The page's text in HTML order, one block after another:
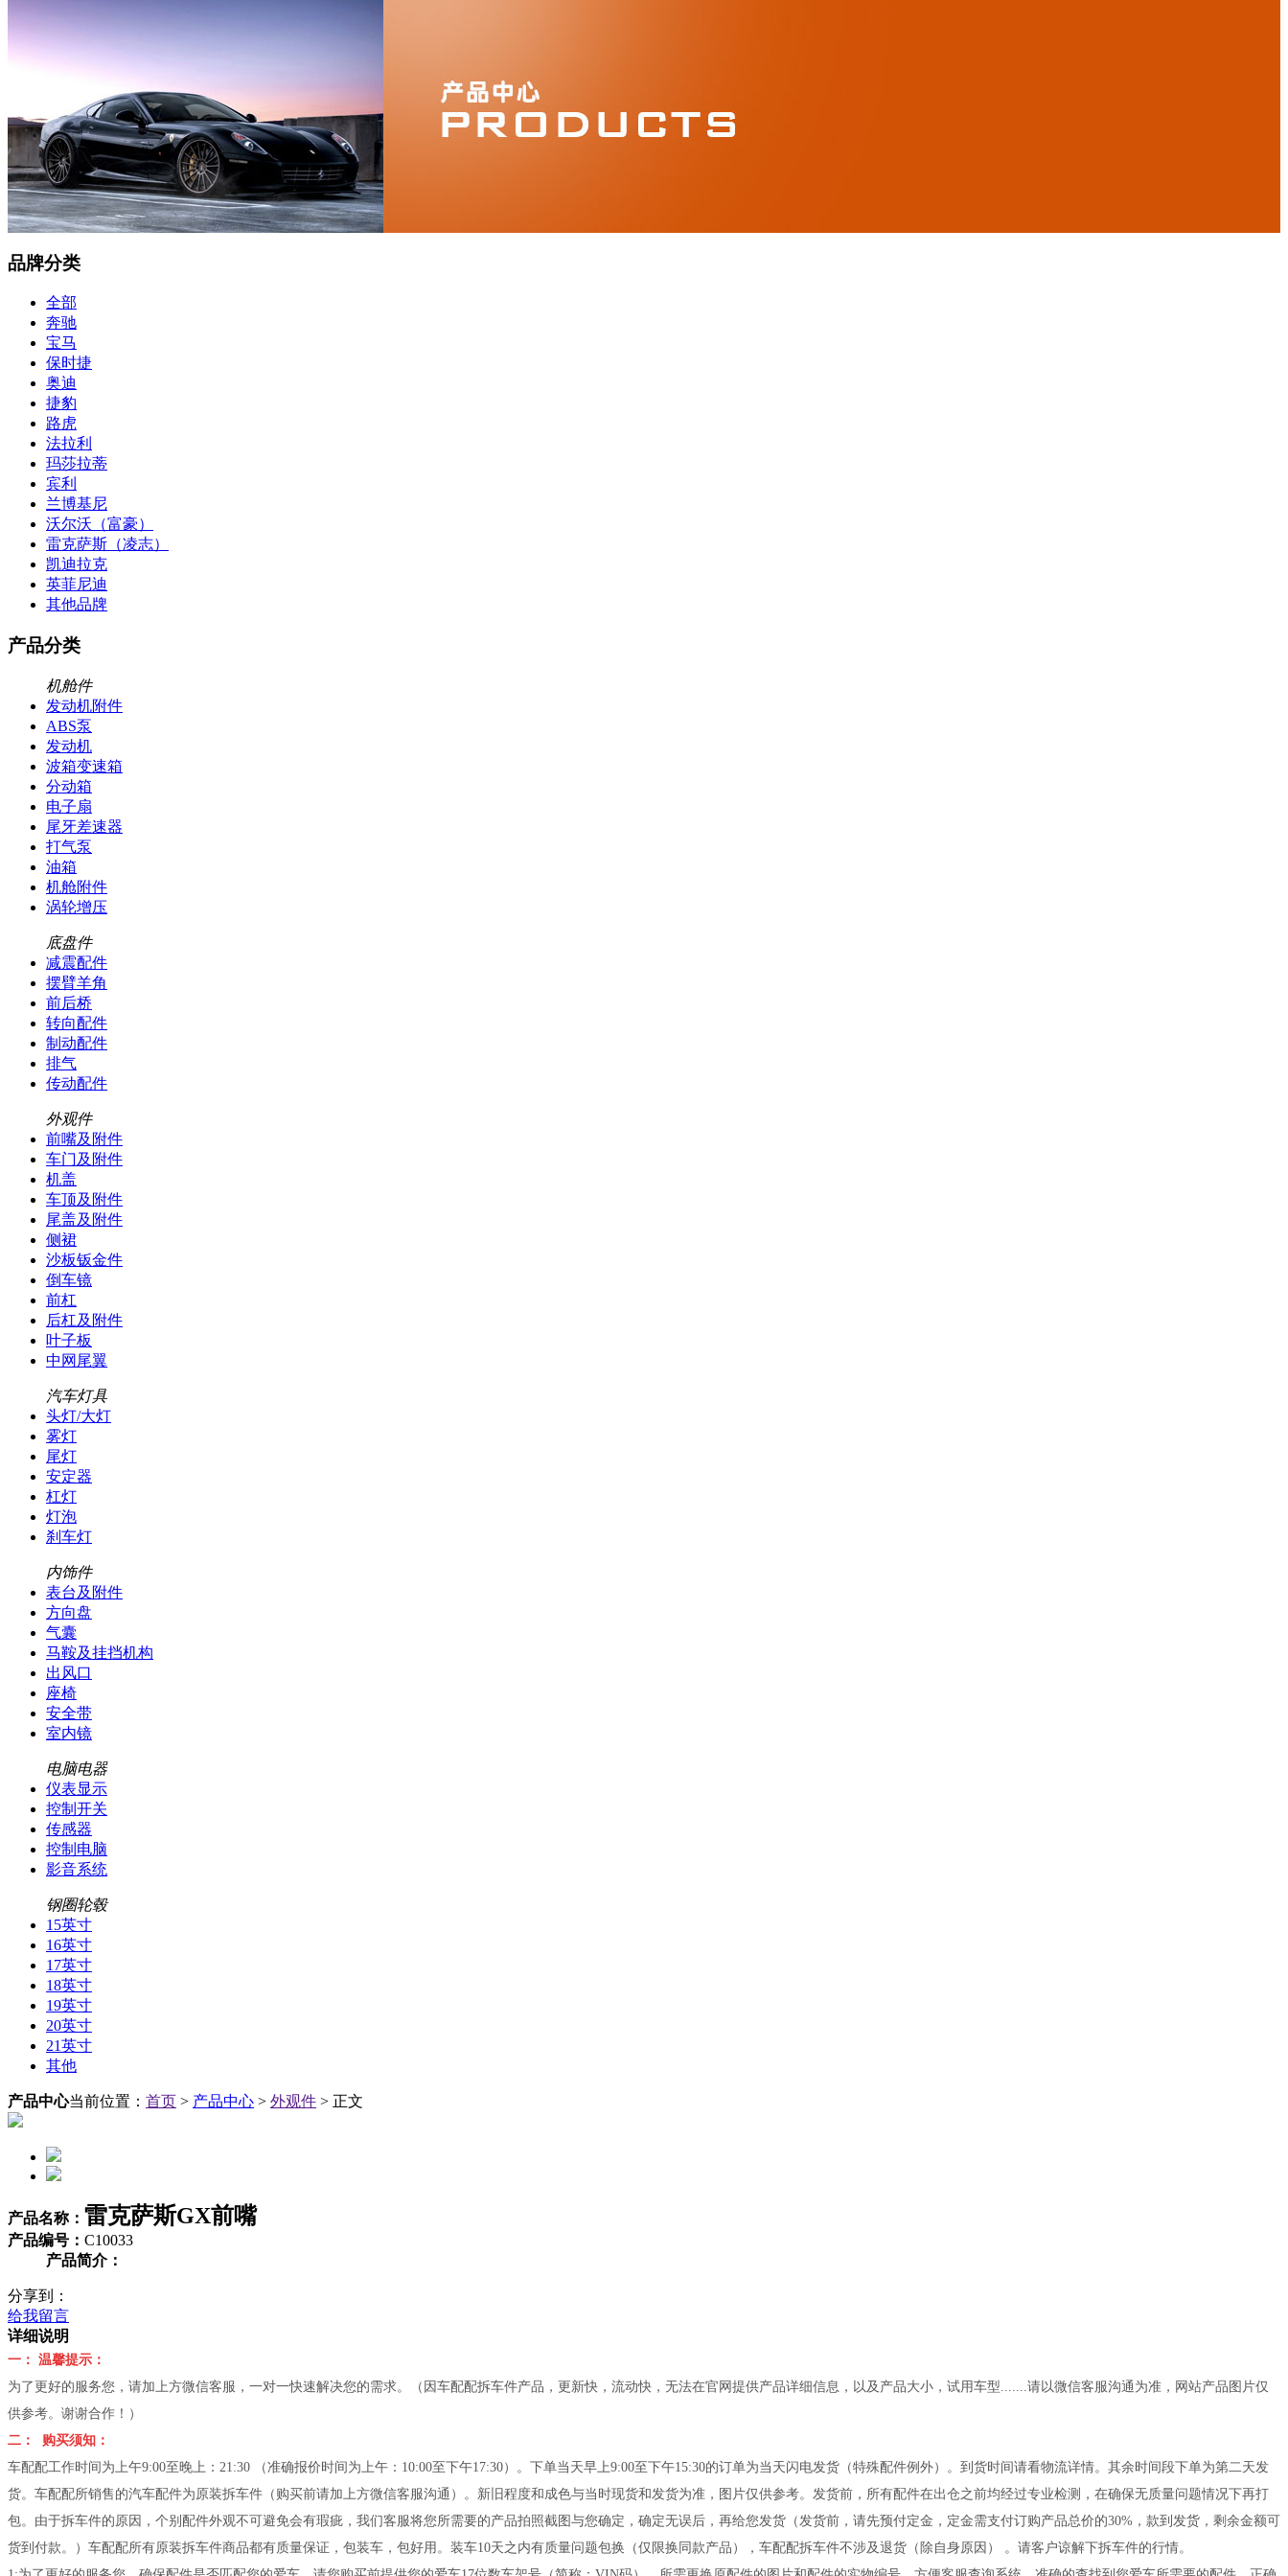
品牌分类
全部
奔驰
宝马
保时捷
奥迪
捷豹
路虎
法拉利
玛莎拉蒂
宾利
兰博基尼
沃尔沃（富豪）
雷克萨斯（凌志）
凯迪拉克
英菲尼迪
其他品牌
产品分类
机舱件
发动机附件
ABS泵
发动机
波箱变速箱
分动箱
电子扇
尾牙差速器
打气泵
油箱
机舱附件
涡轮增压
底盘件
减震配件
摆臂羊角
前后桥
转向配件
制动配件
排气
传动配件
外观件
前嘴及附件
车门及附件
机盖
车顶及附件
尾盖及附件
侧裙
沙板钣金件
倒车镜
前杠
后杠及附件
叶子板
中网尾翼
汽车灯具
头灯/大灯
雾灯
尾灯
安定器
杠灯
灯泡
刹车灯
内饰件
表台及附件
方向盘
气囊
马鞍及挂挡机构
出风口
座椅
安全带
室内镜
电脑电器
仪表显示
控制开关
传感器
控制电脑
影音系统
钢圈轮毂
15英寸
16英寸
17英寸
18英寸
19英寸
20英寸
21英寸
其他
产品中心当前位置： 首页 > 产品中心 > 外观件 > 正文
产品名称： 雷克萨斯GX前嘴
产品编号： C10033
产品简介：
分享到：
给我留言
详细说明
一： 温馨提示：
为了更好的服务您，请加上方微信客服，一对一快速解决您的需求。（因车配配拆车件产品，更新快，流动快，无法在官网提供产品详细信息，以及产品大小，试用车型.......请以微信客服沟通为准，网站产品图片仅
供参考。谢谢合作！）
二： 购买须知：
车配配工作时间为上午9:00至晚上：21:30 （准确报价时间为上午：10:00至下午17:30）。下单当天早上9:00至下午15:30的订单为当天闪电发货（特殊配件例外）。到货时间请看物流详情。其余时间段下单为第二天发
货。车配配所销售的汽车配件为原装拆车件（购买前请加上方微信客服沟通）。新旧程度和成色与当时现货和发货为准，图片仅供参考。发货前，所有配件在出仓之前均经过专业检测，在确保无质量问题情况下再打
包。由于拆车件的原因，个别配件外观不可避免会有瑕疵，我们客服将您所需要的产品拍照截图与您确定，确定无误后，再给您发货（发货前，请先预付定金，定金需支付订购产品总价的30%，款到发货，剩余金额可
货到付款。）车配配所有原装拆车件商品都有质量保证，包装车，包好用。装车10天之内有质量问题包换（仅限换同款产品），车配配拆车件不涉及退货（除自身原因） 。请客户谅解下拆车件的行情。